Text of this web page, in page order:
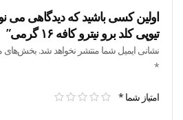
اولین کسی باشید که دیدگاهی می
تیوپی کلد برو نیترو کافه ۱۶ گرمی”
نشانی ایمیل شما منتشر نخواهد شد. بخش‌های
*
امتیاز شما *